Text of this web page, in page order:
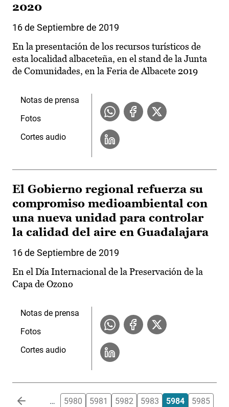
2020
16 de Septiembre de 2019
En la presentación de los recursos turísticos de
esta localidad albaceteña, en el stand de la Junta
de Comunidades, en la Feria de Albacete 2019
Notas de prensa
Fotos
Cortes audio
El Gobierno regional refuerza su
compromiso medioambiental con
una nueva unidad para controlar
la calidad del aire en Guadalajara
16 de Septiembre de 2019
En el Día Internacional de la Preservación de la
Capa de Ozono
Notas de prensa
Fotos
Cortes audio
Paginación … 5980 5981 5982 5983 5984
5985